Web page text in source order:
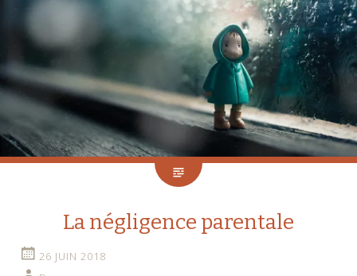
La négligence parentale
26 JUIN 2018